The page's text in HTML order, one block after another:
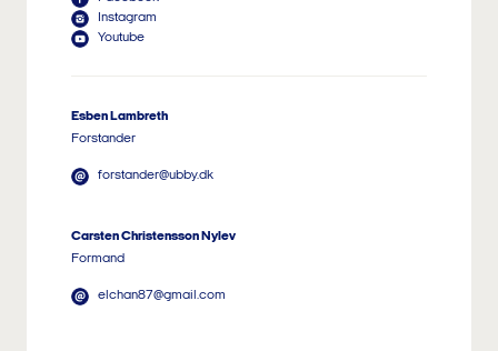
Instagram
Youtube
Esben Lambreth
Forstander
forstander@ubby.dk
Carsten Christensson Nylev
Formand
elchan87@gmail.com